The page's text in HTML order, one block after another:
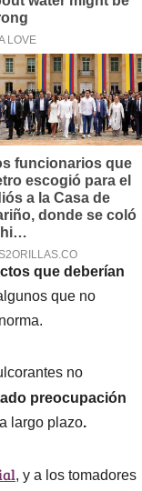
que deberían
que no
no
preocupación
largo plazo.
, y a los tomadores